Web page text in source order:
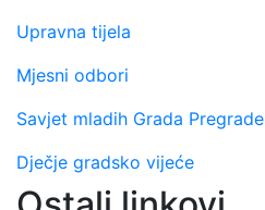
Upravna tijela
Mjesni odbori
Savjet mladih Grada Pregrade
Dječje gradsko vijeće